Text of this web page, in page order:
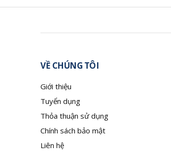
VỀ CHÚNG TÔI
Giới thiệu
Tuyển dụng
Thỏa thuận sử dụng
Chính sách bảo mật
Liên hệ